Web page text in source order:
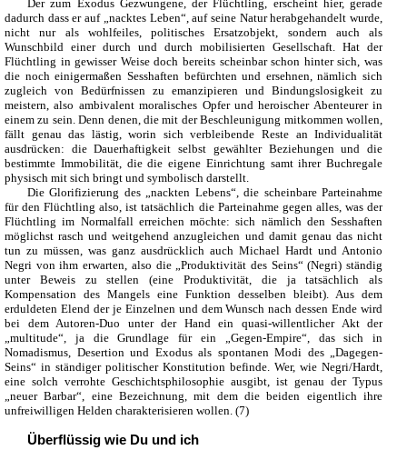
Der zum Exodus Gezwungene, der Flüchtling, erscheint hier, gerade
dadurch dass er auf „nacktes Leben“, auf seine Natur herabgehandelt wurde,
nicht nur als wohlfeiles, politisches Ersatzobjekt, sondern auch als
Wunschbild einer durch und durch mobilisierten Gesellschaft. Hat der
Flüchtling in gewisser Weise doch bereits scheinbar schon hinter sich, was
die noch einigermaßen Sesshaften befürchten und ersehnen, nämlich sich
zugleich von Bedürfnissen zu emanzipieren und Bindungslosigkeit zu
meistern, also ambivalent moralisches Opfer und heroischer Abenteurer in
einem zu sein. Denn denen, die mit der Beschleunigung mitkommen wollen,
fällt genau das lästig, worin sich verbleibende Reste an Individualität
ausdrücken: die Dauerhaftigkeit selbst gewählter Beziehungen und die
bestimmte Immobilität, die die eigene Einrichtung samt ihrer Buchregale
physisch mit sich bringt und symbolisch darstellt.
Die Glorifizierung des „nackten Lebens“, die scheinbare Parteinahme
für den Flüchtling also, ist tatsächlich die Parteinahme gegen alles, was der
Flüchtling im Normalfall erreichen möchte: sich nämlich den Sesshaften
möglichst rasch und weitgehend anzugleichen und damit genau das nicht
tun zu müssen, was ganz ausdrücklich auch Michael Hardt und Antonio
Negri von ihm erwarten, also die „Produktivität des Seins“ (Negri) ständig
unter Beweis zu stellen (eine Produktivität, die ja tatsächlich als
Kompensation des Mangels eine Funktion desselben bleibt). Aus dem
erduldeten Elend der je Einzelnen und dem Wunsch nach dessen Ende wird
bei dem Autoren-Duo unter der Hand ein quasi-willentlicher Akt der
„multitude“, ja die Grundlage für ein „Gegen-Empire“, das sich in
Nomadismus, Desertion und Exodus als spontanen Modi des „Dagegen-
Seins“ in ständiger politischer Konstitution befinde. Wer, wie Negri/Hardt,
eine solch verrohte Geschichtsphilosophie ausgibt, ist genau der Typus
„neuer Barbar“, eine Bezeichnung, mit dem die beiden eigentlich ihre
unfreiwilligen Helden charakterisieren wollen. (7)
Überflüssig wie Du und ich